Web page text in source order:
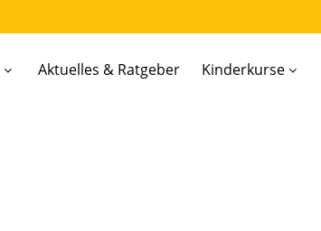
Aktuelles & Ratgeber Kinderkurse